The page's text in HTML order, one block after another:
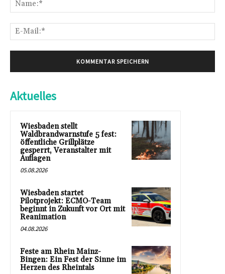
Aktuelles
Wiesbaden stellt
Waldbrandwarnstufe 5 fest:
öffentliche Grillplätze
gesperrt, Veranstalter mit
Auflagen
05.08.2026
Wiesbaden startet
Pilotprojekt: ECMO-Team
beginnt in Zukunft vor Ort mit
Reanimation
04.08.2026
Feste am Rhein Mainz-
Bingen: Ein Fest der Sinne im
Herzen des Rheintals